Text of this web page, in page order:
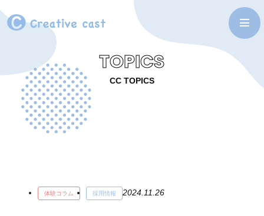
TOPICS
CC TOPICS
体験コラム 採用情報 2024.11.26